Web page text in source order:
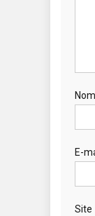
E-
Site